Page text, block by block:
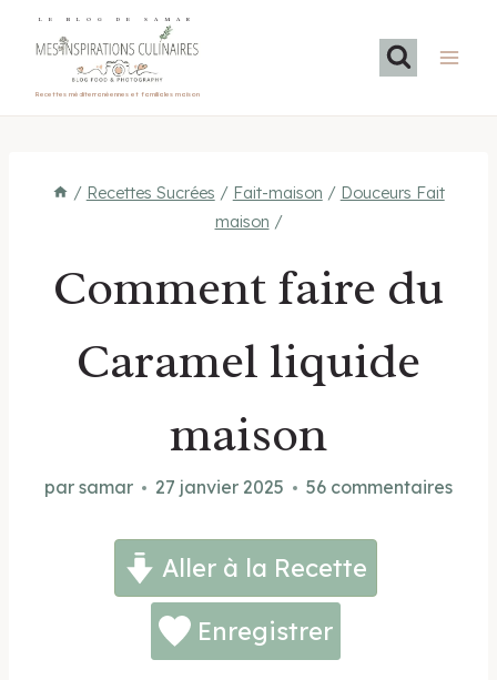
LE BLOG DE SAMAR
Recettes méditerranéennes et familiales maison
/ Recettes Sucrées / Fait-maison / Douceurs Fait
maison /
Comment faire du
Caramel liquide
maison
par samar 27 janvier 2025 56 commentaires
Aller à la Recette
Enregistrer